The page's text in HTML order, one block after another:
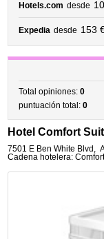
Hotels.com desde
Expedia desde 153
Total opiniones:0
puntuación total:0
Hotel Comfort
7501 E Ben White Blvd ,
Cadena hotelera: